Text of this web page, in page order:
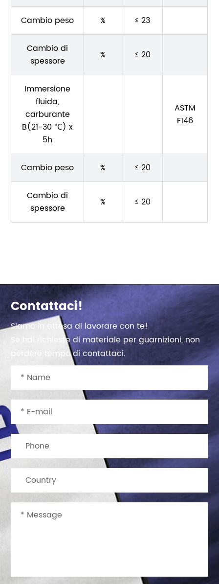
Cambio peso % ≤ 23
Cambio di
spessore
% ≤ 20
Immersione
fluida,
carburante
B(21-30 ℃) x
5h
ASTM
F146
Cambio peso % ≤ 20
Cambio di
spessore
% ≤ 20
Contattaci!
Siamo in attesa di lavorare con te!
Se hai richieste di materiale per guarnizioni, non
perdere tempo di contattaci.